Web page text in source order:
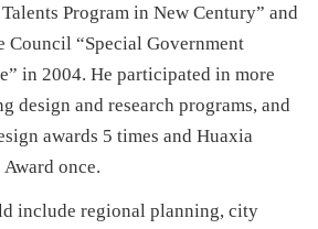
Program in New Century” and
Council “Special Government
in 2004. He participated in more
design and research programs, and
awards 5 times and Huaxia
once.
regional planning, city